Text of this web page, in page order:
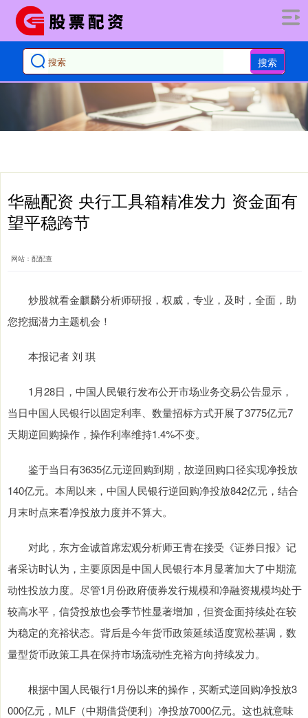
搜索
华融配资 央行工具箱精准发力 资金面有
望平稳跨节
网站：配配查
炒股就看金麒麟分析师研报，权威，专业，及时，全面，助
您挖掘潜力主题机会！
本报记者 刘 琪
1月28日，中国人民银行发布公开市场业务交易公告显示，
当日中国人民银行以固定利率、数量招标方式开展了3775亿元7
天期逆回购操作，操作利率维持1.4%不变。
鉴于当日有3635亿元逆回购到期，故逆回购口径实现净投放
140亿元。本周以来，中国人民银行逆回购净投放842亿元，结合
月末时点来看净投放力度并不算大。
对此，东方金诚首席宏观分析师王青在接受《证券日报》记
者采访时认为，主要原因是中国人民银行本月显著加大了中期流
动性投放力度。尽管1月份政府债券发行规模和净融资规模均处于
较高水平，信贷投放也会季节性显著增加，但资金面持续处在较
为稳定的充裕状态。背后是今年货币政策延续适度宽松基调，数
量型货币政策工具在保持市场流动性充裕方向持续发力。
根据中国人民银行1月份以来的操作，买断式逆回购净投放3
000亿元，MLF（中期借贷便利）净投放7000亿元。这也就意味